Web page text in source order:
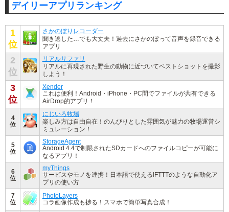
デイリーアプリランキング
1
位
さかのぼりレコーダー
聞き逃した…でも大丈夫！過去にさかのぼって音声を録音できる
アプリ
2
位
リアルサファリ
リアルに再現された野生の動物に近づいてベストショットを撮影
しよう！
3
位
Xender
これは便利！Android・iPhone・PC間でファイルが共有できる
AirDrop的アプリ！
4
位
にじいろ牧場
楽しみ方は自由自在！のんびりとした雰囲気が魅力の牧場運営シ
ミュレーション！
5
位
StorageAgent
Android 4.4で制限されたSDカードへのファイルコピーが可能に
なるアプリ！
6
位
myThings
サービスやモノを連携！日本語で使えるIFTTTのような自動化ア
プリの使い方
7
位
PhotoLayers
コラ画像作成も捗る！スマホで簡単写真合成！